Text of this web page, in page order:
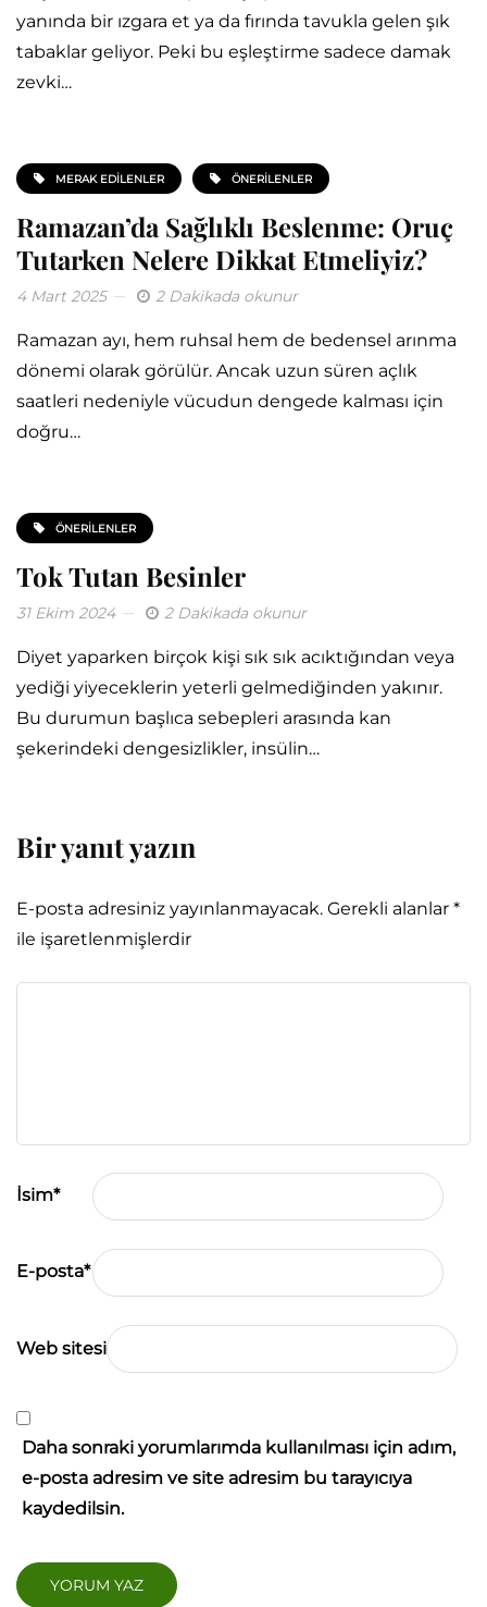
yanında bir ızgara et ya da fırında tavukla gelen şık
tabaklar geliyor. Peki bu eşleştirme sadece damak
zevki…
MERAK EDILENLER ÖNERILENLER
Ramazan’da Sağlıklı Beslenme: Oruç
Tutarken Nelere Dikkat Etmeliyiz?
4 Mart 2025 2 Dakikada okunur
Ramazan ayı, hem ruhsal hem de bedensel arınma
dönemi olarak görülür. Ancak uzun süren açlık
saatleri nedeniyle vücudun dengede kalması için
doğru…
ÖNERILENLER
Tok Tutan Besinler
31 Ekim 2024 2 Dakikada okunur
Diyet yaparken birçok kişi sık sık acıktığından veya
yediği yiyeceklerin yeterli gelmediğinden yakınır.
Bu durumun başlıca sebepleri arasında kan
şekerindeki dengesizlikler, insülin…
Bir yanıt yazın
E-posta adresiniz yayınlanmayacak. Gerekli alanlar *
ile işaretlenmişlerdir
İsim*
E-posta*
Web sitesi
Daha sonraki yorumlarımda kullanılması için adım,
e-posta adresim ve site adresim bu tarayıcıya
kaydedilsin.